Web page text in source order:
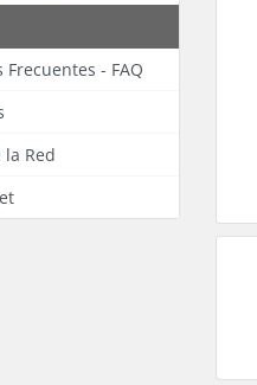
Frecuentes - FAQ
la Red